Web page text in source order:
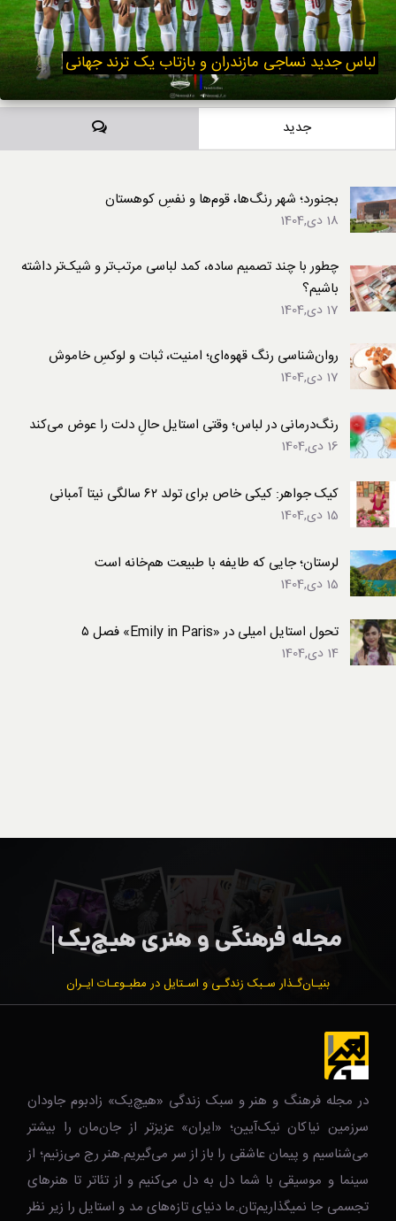
لباس جدید نساجی مازندران و بازتاب یک ترند جهانی
جدید دیدگاه‌ها
بجنورد؛ شهر رنگ‌ها، قوم‌ها و نفسِ کوهستان
18 دی,1404
چطور با چند تصمیم ساده، کمد لباسی مرتب‌تر و شیک‌تر داشته
باشیم؟
17 دی,1404
روان‌شناسی رنگ قهوه‌ای؛ امنیت، ثبات و لوکسِ خاموش
17 دی,1404
رنگ‌درمانی در لباس؛ وقتی استایل حالِ دلت را عوض می‌کند
16 دی,1404
کیک جواهر: کیکی خاص برای تولد ۶۲ سالگی نیتا آمبانی
15 دی,1404
لرستان؛ جایی که طایفه با طبیعت هم‌خانه است
15 دی,1404
تحول استایل امیلی در «Emily in Paris» فصل ۵
14 دی,1404
بنیـان‌گـذار سـبک زندگـی و اسـتایل در مطبـوعـات ایـران
در مجله فرهنگ و هنر و سبک زندگی‌ «هیچ‌یک» زادبوم جاودان
سرزمین نیاکان نیک‌‌‌آیین؛ «ایران» عزیزتر از جان‌مان را بیشتر
می‌شناسیم و پیمان عاشقی را باز از سر می‌گیریم.هنر رج می‌زنیم؛ از
سینما و موسیقی با شما دل به دل می‌کنیم و از تئاتر تا هنرهای
تجسمی جا نمیگذاریم‌تان.ما دنیای تازه‌های مد و استایل را زیر نظر